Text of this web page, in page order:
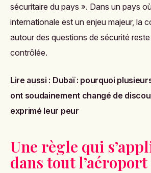
sécuritaire du pays ». Dans un pays
internationale est un enjeu majeur, la
autour des questions de sécurité
contrôlée.
Lire aussi : Dubaï : pourquoi
ont soudainement changé de
exprimé leur peur
Une règle qui
dans tout l’aéroport